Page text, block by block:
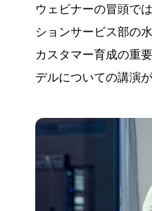
ウェビナーの冒頭で
ションサービス部の
カスタマー育成の重
デルについての講演